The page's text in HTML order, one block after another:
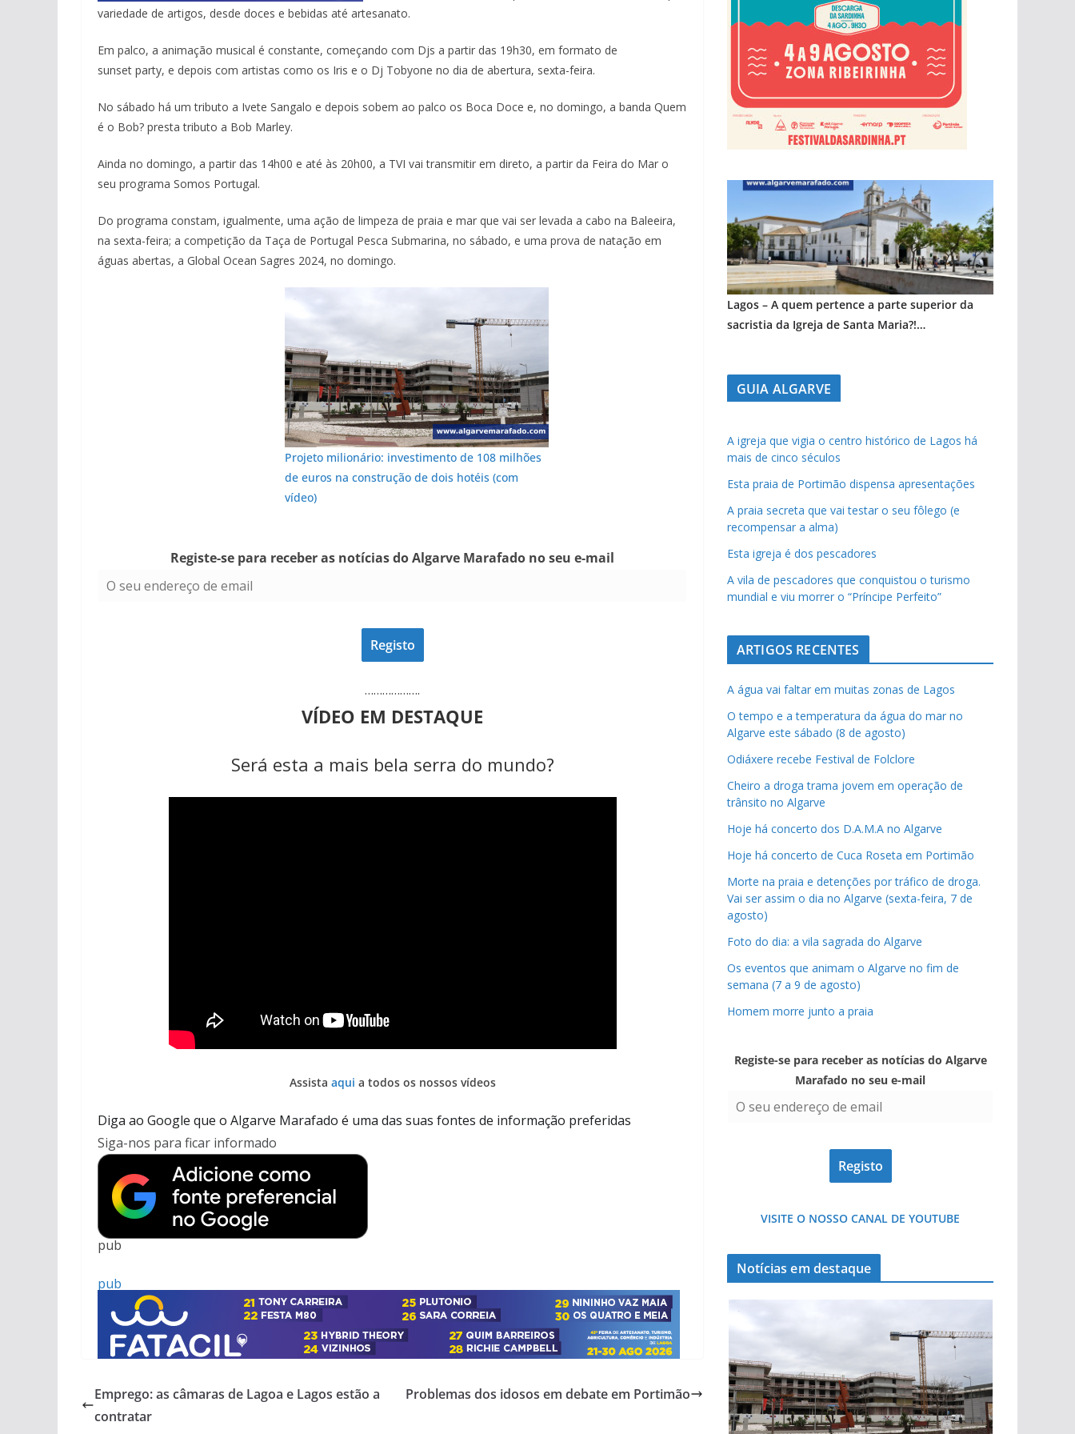
pub
variedade de artigos, desde doces e bebidas até artesanato.
Em palco, a animação musical é constante, começando com Djs a partir das 19h30, em formato de
sunset party, e depois com artistas como os Iris e o Dj Tobyone no dia de abertura, sexta-feira.
No sábado há um tributo a Ivete Sangalo e depois sobem ao palco os Boca Doce e, no domingo, a banda Quem
é o Bob? presta tributo a Bob Marley.
Ainda no domingo, a partir das 14h00 e até às 20h00, a TVI vai transmitir em direto, a partir da Feira do Mar o
seu programa Somos Portugal.
Do programa constam, igualmente, uma ação de limpeza de praia e mar que vai ser levada a cabo na Baleeira,
na sexta-feira; a competição da Taça de Portugal Pesca Submarina, no sábado, e uma prova de natação em
águas abertas, a Global Ocean Sagres 2024, no domingo.
Projeto milionário: investimento de 108 milhões
de euros na construção de dois hotéis (com
vídeo)
Registe-se para receber as notícias do Algarve Marafado no seu e-mail
……………….
VÍDEO EM DESTAQUE
Será esta a mais bela serra do mundo?
Assista aqui a todos os nossos vídeos
Diga ao Google que o Algarve Marafado é uma das suas fontes de informação preferidas
Siga-nos para ficar informado
pub
pub
Emprego: as câmaras de Lagoa e Lagos estão a
contratar
Problemas dos idosos em debate em Portimão
Lagos – A quem pertence a parte superior da
sacristia da Igreja de Santa Maria?!…
GUIA ALGARVE
A igreja que vigia o centro histórico de Lagos há
mais de cinco séculos
Esta praia de Portimão dispensa apresentações
A praia secreta que vai testar o seu fôlego (e
recompensar a alma)
Esta igreja é dos pescadores
A vila de pescadores que conquistou o turismo
mundial e viu morrer o “Príncipe Perfeito”
ARTIGOS RECENTES
A água vai faltar em muitas zonas de Lagos
O tempo e a temperatura da água do mar no
Algarve este sábado (8 de agosto)
Odiáxere recebe Festival de Folclore
Cheiro a droga trama jovem em operação de
trânsito no Algarve
Hoje há concerto dos D.A.M.A no Algarve
Hoje há concerto de Cuca Roseta em Portimão
Morte na praia e detenções por tráfico de droga.
Vai ser assim o dia no Algarve (sexta-feira, 7 de
agosto)
Foto do dia: a vila sagrada do Algarve
Os eventos que animam o Algarve no fim de
semana (7 a 9 de agosto)
Homem morre junto a praia
Registe-se para receber as notícias do Algarve
Marafado no seu e-mail
VISITE O NOSSO CANAL DE YOUTUBE
Notícias em destaque